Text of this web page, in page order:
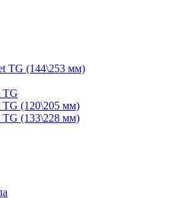
TG (144\253 мм)
TG
TG (120\205 мм)
TG (133\228 мм)